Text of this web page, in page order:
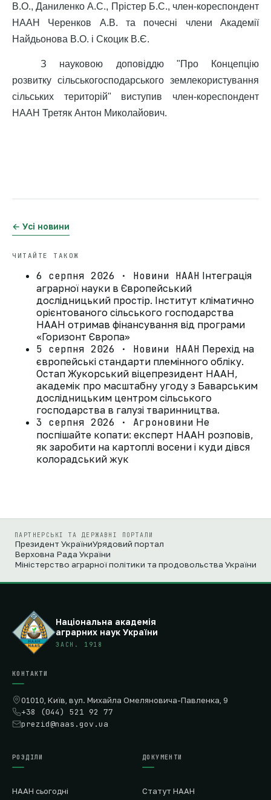
В.О., Даниленко А.С., Прістер Б.С., член-кореспондент
НААН Черенков А.В. та почесні члени Академії
Найдьонова В.О. і Скоцик В.Є.
З науковою доповіддю "Про Концепцію
розвитку сільськогосподарського землекористування
сільських територій"
виступив член-кореспондент
НААН Третяк Антон Миколайович.
← Усі новини
ЧИТАЙТЕ ТАКОЖ
6 серпня 2026 · Новини НААН Інтеграція
аграрної науки в Європейський
дослідницький простір. Інститут кліматично
орієнтованого сільського господарства
НААН отримав фінансування від програми
«Горизонт Європа»
5 серпня 2026 · Новини НААН Перехід на
європейські стандарти племінного обліку.
Остап Жукорський віцепрезидент НААН,
академік про масштабну угоду з Баварським
дослідницьким центром сільського
господарства в галузі тваринництва.
3 серпня 2026 · Агроновини Не
поспішайте копати: експерт НААН розповів,
як заробити на картоплі восени і куди дівся
колорадський жук
ПАРТНЕРСЬКІ ТА ДЕРЖАВНІ ПОРТАЛИ
Президент УкраїниУрядовий портал
Верховна Рада України
Міністерство аграрної політики та продовольства України
Національна академія
аграрних наук України
ЗАСН. 1918
КОНТАКТИ
01010, Київ, вул. Михайла Омеляновича-Павленка, 9
+38 (044) 521 92 77
prezid@naas.gov.ua
РОЗДІЛИ
НААН сьогодні
ДОКУМЕНТИ
Статут НААН